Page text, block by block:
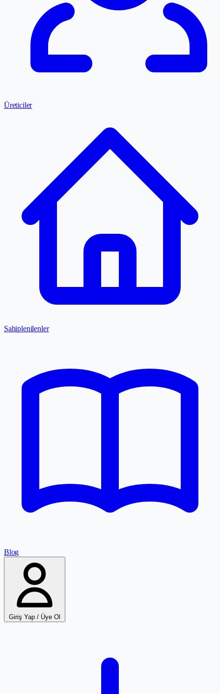
Üreticiler
Sahiplenilenler
Blog
Giriş Yap / Üye Ol